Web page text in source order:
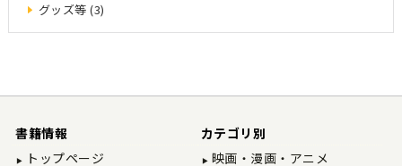
グッズ等 (3)
書籍情報
トップページ
カテゴリ別
映画・漫画・アニメ